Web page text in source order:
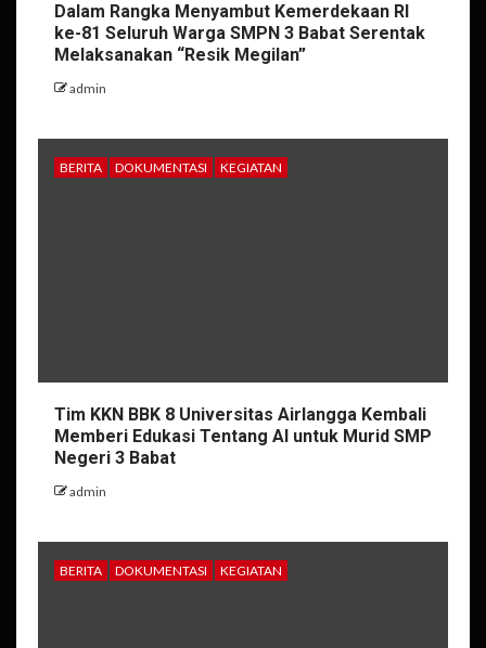
Dalam Rangka Menyambut Kemerdekaan RI
ke-81 Seluruh Warga SMPN 3 Babat Serentak
Melaksanakan “Resik Megilan”
admin
BERITA DOKUMENTASI KEGIATAN
Tim KKN BBK 8 Universitas Airlangga Kembali
Memberi Edukasi Tentang AI untuk Murid SMP
Negeri 3 Babat
admin
BERITA DOKUMENTASI KEGIATAN